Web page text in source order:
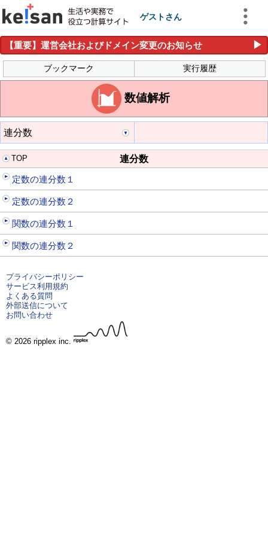
ゲストさん
【重要】運営会社およびドメイン変更のお知らせ ▶
ブックマーク 実行履歴
数値解析
連分数
TOP
連分数
定数の連分数１
定数の連分数２
関数の連分数１
関数の連分数２
プライバシーポリシー
サービス利用規約
よくある質問
外部送信について
お問い合わせ
© 2026 ripplex inc.